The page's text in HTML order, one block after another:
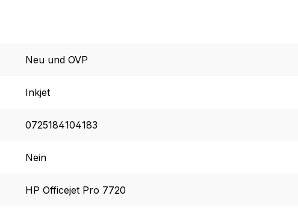
Neu und OVP
Inkjet
0725184104183
Nein
HP Officejet Pro 7720